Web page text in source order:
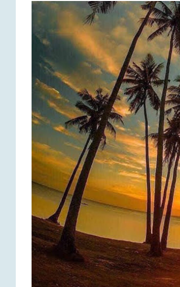
リ
ン
グ・
ダ
イ
ビ
ン
グ・
レ
ス